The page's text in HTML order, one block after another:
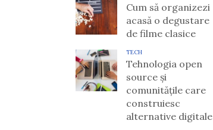
Cum să organizezi
acasă o degustare
de filme clasice
TECH
Tehnologia open
source și
comunitățile care
construiesc
alternative digitale